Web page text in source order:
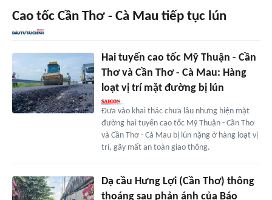
Cao tốc Cần Thơ - Cà Mau tiếp tục lún
Hai tuyến cao tốc Mỹ Thuận - Cần
Thơ và Cần Thơ - Cà Mau: Hàng
loạt vị trí mặt đường bị lún
Đưa vào khai thác chưa lâu nhưng hiện mặt
đường hai tuyến cao tốc Mỹ Thuận - Cần Thơ
và Cần Thơ - Cà Mau bị lún nặng ở hàng loạt vị
trí, gây mất an toàn giao thông.
Dạ cầu Hưng Lợi (Cần Thơ) thông
thoáng sau phản ánh của Báo